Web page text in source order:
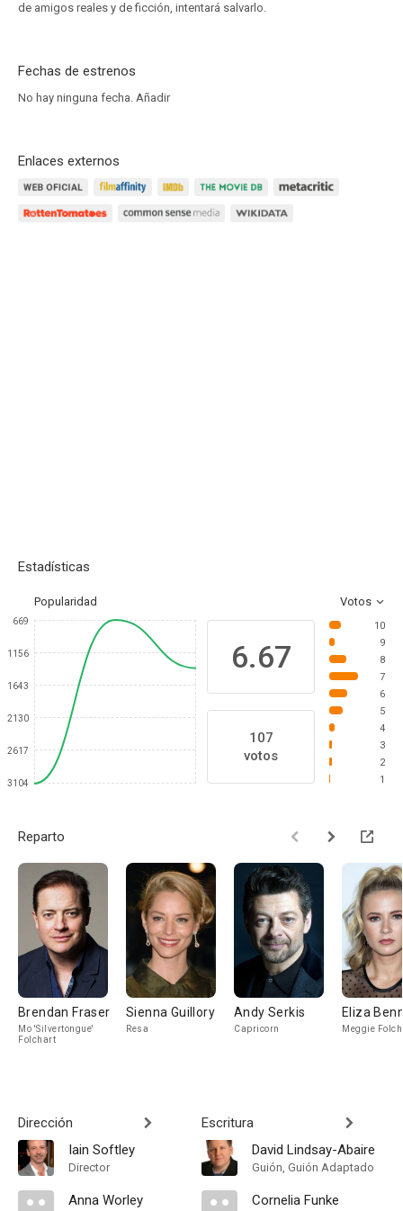
de amigos reales y de ficción, intentará salvarlo.
Fechas de estrenos
No hay ninguna fecha. Añadir
Enlaces externos
Estadísticas
Popularidad Votos
669
1156
1643
2130
2617
3104
6.67
107
votos
10
9
8
7
6
5
4
3
2
1
Reparto
Brendan Fraser
Mo 'Silvertongue'
Folchart
Sienna Guillory
Resa
Andy Serkis
Capricorn
Eliza
Meggie
Dirección
Iain Softley
Director
Anna Worley
Escritura
David Lindsay-Abaire
Guión, Guión Adaptado
Cornelia Funke